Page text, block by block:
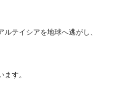
テイシアを地球へ逃がし、
ます。